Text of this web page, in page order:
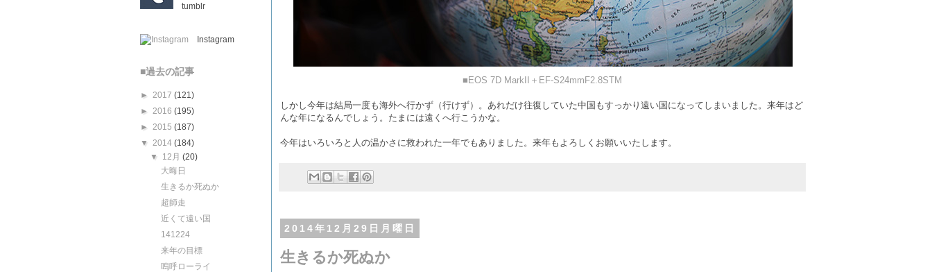
■EOS 7D MarkII＋EF-S24mmF2.8STM
しかし今年は結局一度も海外へ行かず（行けず）。あれだけ往復していた中国もすっかり遠い国になってしまいました。来年はど
んな年になるんでしょう。たまには遠くへ行こうかな。
今年はいろいろと人の温かさに救われた一年でもありました。来年もよろしくお願いいたします。
2014年12月29日月曜日
生きるか死ぬか
tumblr
Instagram
■過去の記事
► 2017 (121)
► 2016 (195)
► 2015 (187)
▼ 2014 (184)
▼ 12月(20)
大晦日
生きるか死ぬか
超師走
近くて遠い国
141224
来年の目標
嗚呼ローライ